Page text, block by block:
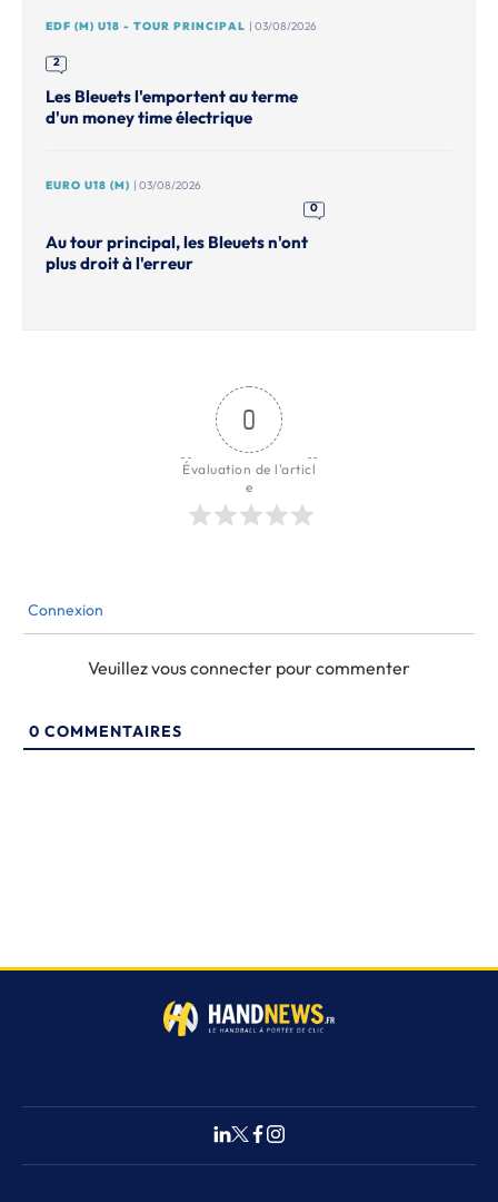
EDF (M) U18 - TOUR PRINCIPAL | 03/08/2026
2
Les Bleuets l'emportent au terme
d'un money time électrique
EURO U18 (M) | 03/08/2026
0
Au tour principal, les Bleuets n'ont
plus droit à l'erreur
0
Évaluation de l'articl
e
Connexion
Veuillez vous connecter pour commenter
0 COMMENTAIRES